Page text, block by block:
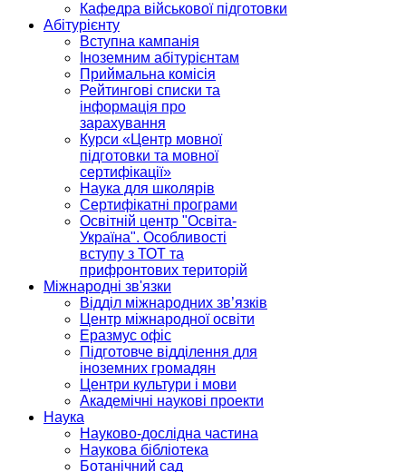
Кафедра військової підготовки
Абітурієнту
Вступна кампанія
Іноземним абітурієнтам
Приймальна комісія
Рейтингові списки та
інформація про
зарахування
Курси «Центр мовної
підготовки та мовної
сертифікації»
Наука для школярів
Сертифікатні програми
Освітній центр "Освіта-
Україна". Особливості
вступу з ТОТ та
прифронтових територій
Міжнародні зв'язки
Відділ міжнародних зв’язків
Центр міжнародної освіти
Еразмус офіс
Підготовче відділення для
іноземних громадян
Центри культури і мови
Академічні наукові проекти
Наука
Науково-дослідна частина
Наукова бібліотека
Ботанічний сад